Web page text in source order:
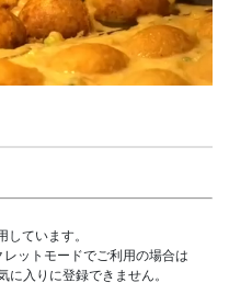
しています。
ットモードでご利用の場合は
入りに登録できません。